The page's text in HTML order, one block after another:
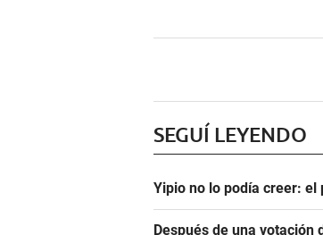
SEGUÍ LEYENDO
Yipio no lo podía creer:
Después de una votación